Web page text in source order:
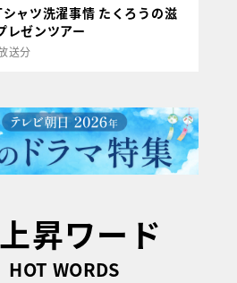
ャツ洗濯事情 たくろうの滋
レゼンツアー
送分
昇ワード
HOT WORDS